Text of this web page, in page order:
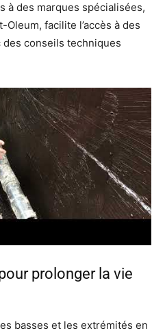
à des marques spécialisées,
facilite l’accès à des
conseils techniques
prolonger la vie
basses et les extrémités en